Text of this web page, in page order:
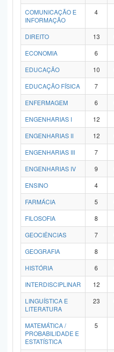
COMUNICAÇÃO E
INFORMAÇÃO
4
DIREITO 13
ECONOMIA
6
EDUCAÇÃO
10
EDUCAÇÃO FÍSICA
7
ENFERMAGEM
6
ENGENHARIAS I
12
ENGENHARIAS II
12
ENGENHARIAS III
7
ENGENHARIAS IV
9
ENSINO
4
FARMÁCIA
5
FILOSOFIA
8
GEOCIÊNCIAS
7
GEOGRAFIA
8
HISTÓRIA
6
INTERDISCIPLINAR
12
LINGUÍSTICA E
LITERATURA
23
MATEMÁTICA /
PROBABILIDADE E
ESTATÍSTICA
5